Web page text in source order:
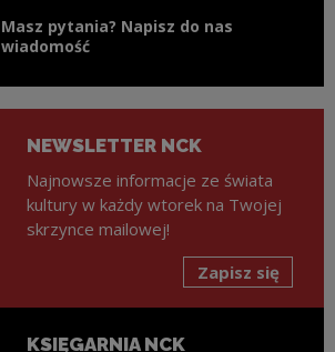
Masz pytania? Napisz do nas
wiadomość
NEWSLETTER NCK
Najnowsze informacje ze świata
kultury w każdy wtorek na Twojej
skrzynce mailowej!
Zapisz się
KSIĘGARNIA NCK